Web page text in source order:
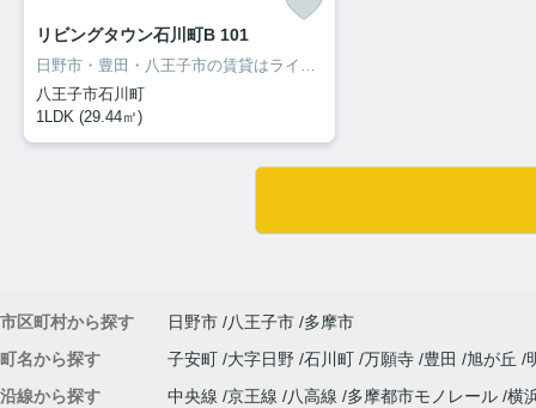
リビングタウン石川町B 101
日野市・豊田・八王子市の賃貸はライフクリエイト豊田駅前店へ♪ご来店・お問い合わせをお待ちしてます♪♪
八王子市石川町
1LDK (29.44㎡)
市区町村から探す 日野市 八王子市 多摩市
町名から探す
子安町 大字日野 石川町 万願寺 豊田 旭が丘
沿線から探す
中央線 京王線 八高線 多摩都市モノレール 横